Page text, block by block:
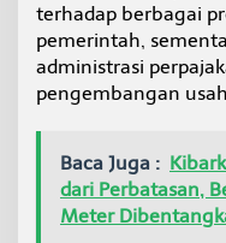
terhadap berbagai
pemerintah,
administrasi
pengembangan
Baca Juga :
dari Perbatasan,
Meter